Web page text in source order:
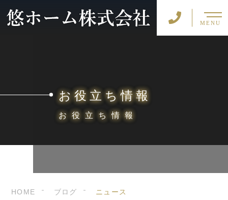
MENU
お役立ち情報
お役立ち情報
HOME ブログ ニュース